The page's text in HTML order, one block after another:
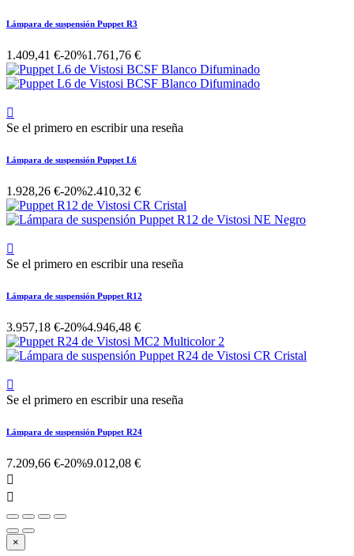
Lámpara de suspensión Puppet R3
1.409,41 €-20%1.761,76 €

Se el primero en escribir una reseña
Lámpara de suspensión Puppet L6
1.928,26 €-20%2.410,32 €

Se el primero en escribir una reseña
Lámpara de suspensión Puppet R12
3.957,18 €-20%4.946,48 €

Se el primero en escribir una reseña
Lámpara de suspensión Puppet R24
7.209,66 €-20%9.012,08 €


×